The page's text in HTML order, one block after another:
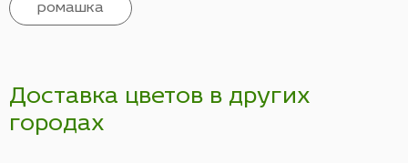
ромашка
Доставка цветов в других
городах